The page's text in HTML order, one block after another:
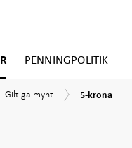
PENNINGPOLITIK
Giltiga
Giltiga mynt
5-
5-krona